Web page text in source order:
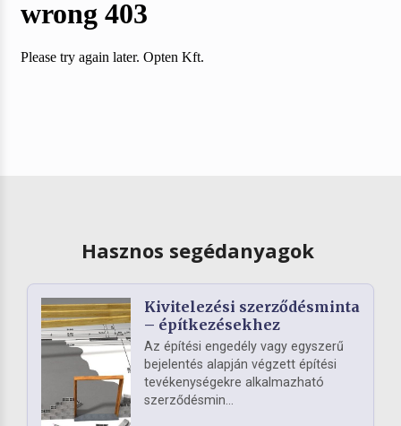
Hasznos segédanyagok
Kivitelezési szerződésminta
– építkezésekhez
Az építési engedély vagy egyszerű
bejelentés alapján végzett építési
tevékenységekre alkalmazható
szerződésmin...